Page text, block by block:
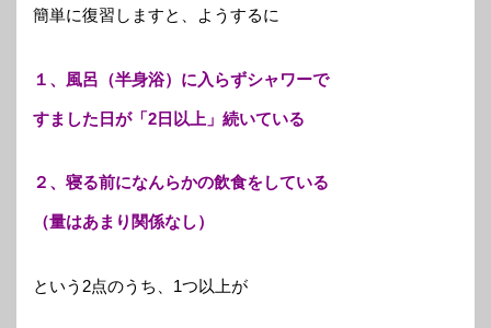
簡単に復習しますと、ようするに
１、風呂（半身浴）に入らずシャワーで
すました日が「2日以上」続いている
２、寝る前になんらかの飲食をしている
（量はあまり関係なし）
という2点のうち、1つ以上が